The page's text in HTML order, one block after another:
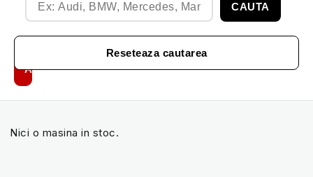
CAUTA
Auto
Reseteaza cautarea
Nici o masina in stoc.